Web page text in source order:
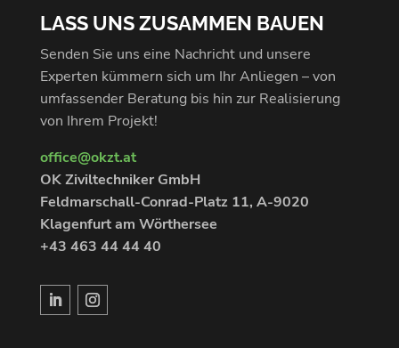
LASS UNS ZUSAMMEN BAUEN
Senden Sie uns eine Nachricht und unsere
Experten kümmern sich um Ihr Anliegen – von
umfassender Beratung bis hin zur Realisierung
von Ihrem Projekt!
office@okzt.at
OK Ziviltechniker GmbH
Feldmarschall-Conrad-Platz 11, A-9020
Klagenfurt am Wörthersee
+43 463 44 44 40